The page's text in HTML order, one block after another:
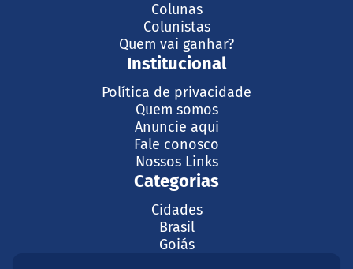
Colunas
Colunistas
Quem vai ganhar?
Institucional
Política de privacidade
Quem somos
Anuncie aqui
Fale conosco
Nossos Links
Categorias
Cidades
Brasil
Goiás